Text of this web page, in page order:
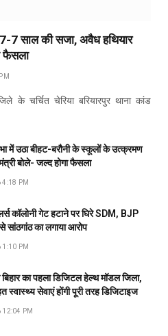
7-7 साल की सजा, अवैध हथियार
फैसला
के चर्चित चेरिया बरियारपुर थाना कांड
में उठा बीहट-बरौनी के स्कूलों के उत्क्रमण
मंत्री बोले- जल्द होगा फैसला
PM
कॉलोनी गेट हटाने पर घिरे SDM, BJP
सांठगांठ का लगाया आरोप
PM
का पहला डिजिटल हेल्थ मॉडल जिला,
सेवाएं होंगी पूरी तरह डिजिटाइज
12:04 PM